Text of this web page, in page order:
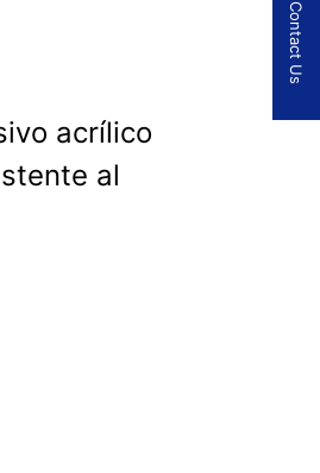
acrílico
al
Contact Us